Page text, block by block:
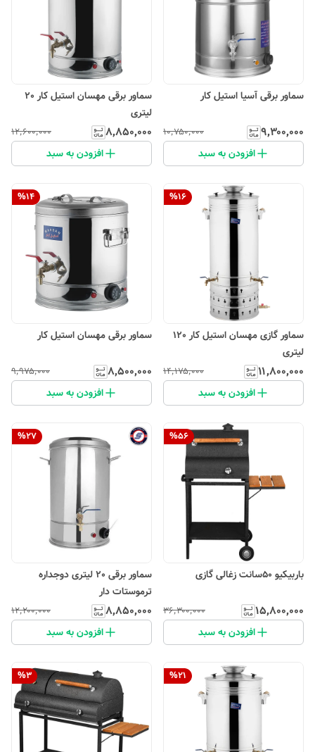
سماور برقی آسیا استیل کار
۹٬۳۰۰٬۰۰۰ ۱۰٬۷۵۰٬۰۰۰
افزودن به سبد
سماور برقی مهسان استیل کار 20
لیتری
۸٬۸۵۰٬۰۰۰ ۱۲٬۶۰۰٬۰۰۰
افزودن به سبد
%16
سماور گازی مهسان استیل کار 120
لیتری
۱۱٬۸۰۰٬۰۰۰ ۱۴٬۱۷۵٬۰۰۰
افزودن به سبد
%14
سماور برقی مهسان استیل کار
۸٬۵۰۰٬۰۰۰ ۹٬۹۷۵٬۰۰۰
افزودن به سبد
%56
باربیکیو 50سانت زغالی گازی
۱۵٬۸۰۰٬۰۰۰ ۳۶٬۳۰۰٬۰۰۰
افزودن به سبد
%27
سماور برقی 20 لیتری دوجداره
ترموستات دار
۸٬۸۵۰٬۰۰۰ ۱۲٬۲۰۰٬۰۰۰
افزودن به سبد
%21
%3